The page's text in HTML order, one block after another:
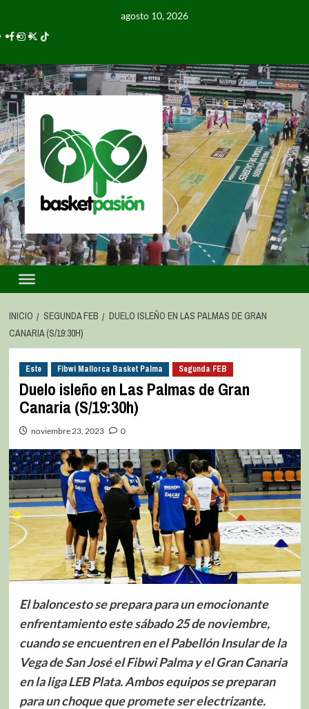
agosto 10, 2026
INICIO SEGUNDA FEB
DUELO ISLEÑO EN LAS PALMAS DE GRAN
CANARIA (S/19:30H)
Este Fibwi Mallorca Basket Palma Segunda FEB
Duelo isleño en Las Palmas de Gran
Canaria (S/19:30h)
noviembre 23, 2023 0
El baloncesto se prepara para un emocionante
enfrentamiento este sábado 25 de noviembre,
cuando se encuentren en el Pabellón Insular de la
Vega de San José el Fibwi Palma y el Gran Canaria
en la liga LEB Plata. Ambos equipos se preparan
para un choque que promete ser electrizante.